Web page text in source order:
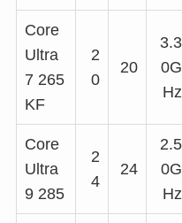
Core
Ultra
7 265
KF
2
0
20
3.3
0G
Hz
Core
Ultra
9 285
2
4
24
2.5
0G
Hz